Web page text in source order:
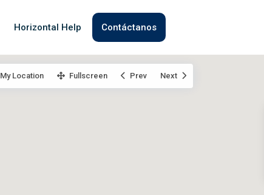
Horizontal Help Contáctanos
My Location Fullscreen Prev Next